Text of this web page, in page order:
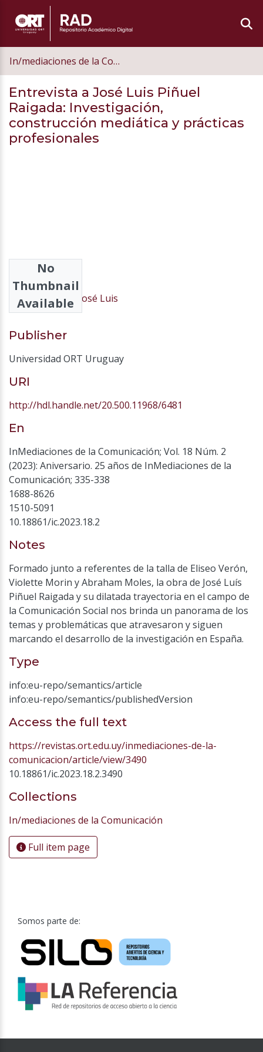
In/mediaciones de la Comunicación
Entrevista a José Luis Piñuel
Raigada: Investigación,
construcción mediática y prácticas
profesionales
No
Thumbnail
Available
Authors
Piñuel Raigada, José Luis
Publisher
Universidad ORT Uruguay
URI
http://hdl.handle.net/20.500.11968/6481
En
InMediaciones de la Comunicación; Vol. 18 Núm. 2
(2023): Aniversario. 25 años de InMediaciones de la
Comunicación; 335-338
1688-8626
1510-5091
10.18861/ic.2023.18.2
Notes
Formado junto a referentes de la talla de Eliseo Verón,
Violette Morin y Abraham Moles, la obra de José Luís
Piñuel Raigada y su dilatada trayectoria en el campo de
la Comunicación Social nos brinda un panorama de los
temas y problemáticas que atravesaron y siguen
marcando el desarrollo de la investigación en España.
Type
info:eu-repo/semantics/article
info:eu-repo/semantics/publishedVersion
Access the full text
https://revistas.ort.edu.uy/inmediaciones-de-la-
comunicacion/article/view/3490
10.18861/ic.2023.18.2.3490
Collections
In/mediaciones de la Comunicación
Full item page
Somos parte de: